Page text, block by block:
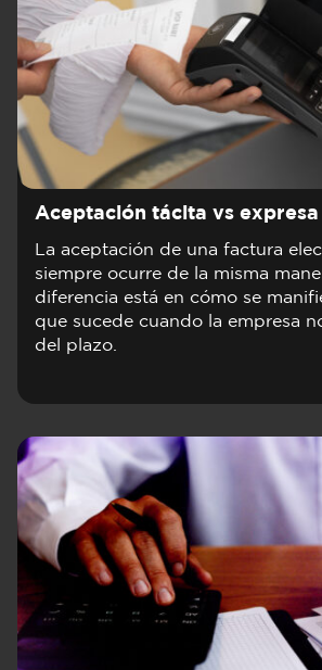
Aceptación tácita vs expresa
La aceptación de una factura
siempre ocurre de la misma
diferencia está en cómo se
que sucede cuando la empresa
del plazo.